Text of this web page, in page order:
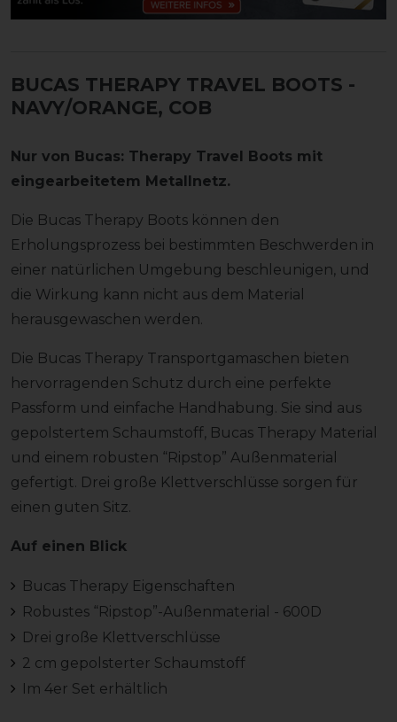
BUCAS THERAPY TRAVEL BOOTS -
NAVY/ORANGE, COB
Nur von Bucas: Therapy Travel Boots mit
eingearbeitetem Metallnetz.
Die Bucas Therapy Boots können den
Erholungsprozess bei bestimmten Beschwerden in
einer natürlichen Umgebung beschleunigen, und
die Wirkung kann nicht aus dem Material
herausgewaschen werden.
Die Bucas Therapy Transportgamaschen bieten
hervorragenden Schutz durch eine perfekte
Passform und einfache Handhabung. Sie sind aus
gepolstertem Schaumstoff, Bucas Therapy Material
und einem robusten “Ripstop” Außenmaterial
gefertigt. Drei große Klettverschlüsse sorgen für
einen guten Sitz.
Auf einen Blick
Bucas Therapy Eigenschaften
Robustes “Ripstop”-Außenmaterial - 600D
Drei große Klettverschlüsse
2 cm gepolsterter Schaumstoff
Im 4er Set erhältlich